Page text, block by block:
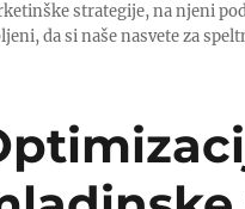
strategije, na njeni
da si naše nasvete za